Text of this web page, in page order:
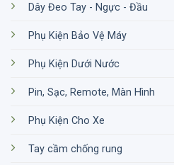
Dây Đeo Tay - Ngực - Đầu
Phụ Kiện Bảo Vệ Máy
Phụ Kiện Dưới Nước
Pin, Sạc, Remote, Màn Hình
Phụ Kiện Cho Xe
Tay cầm chống rung